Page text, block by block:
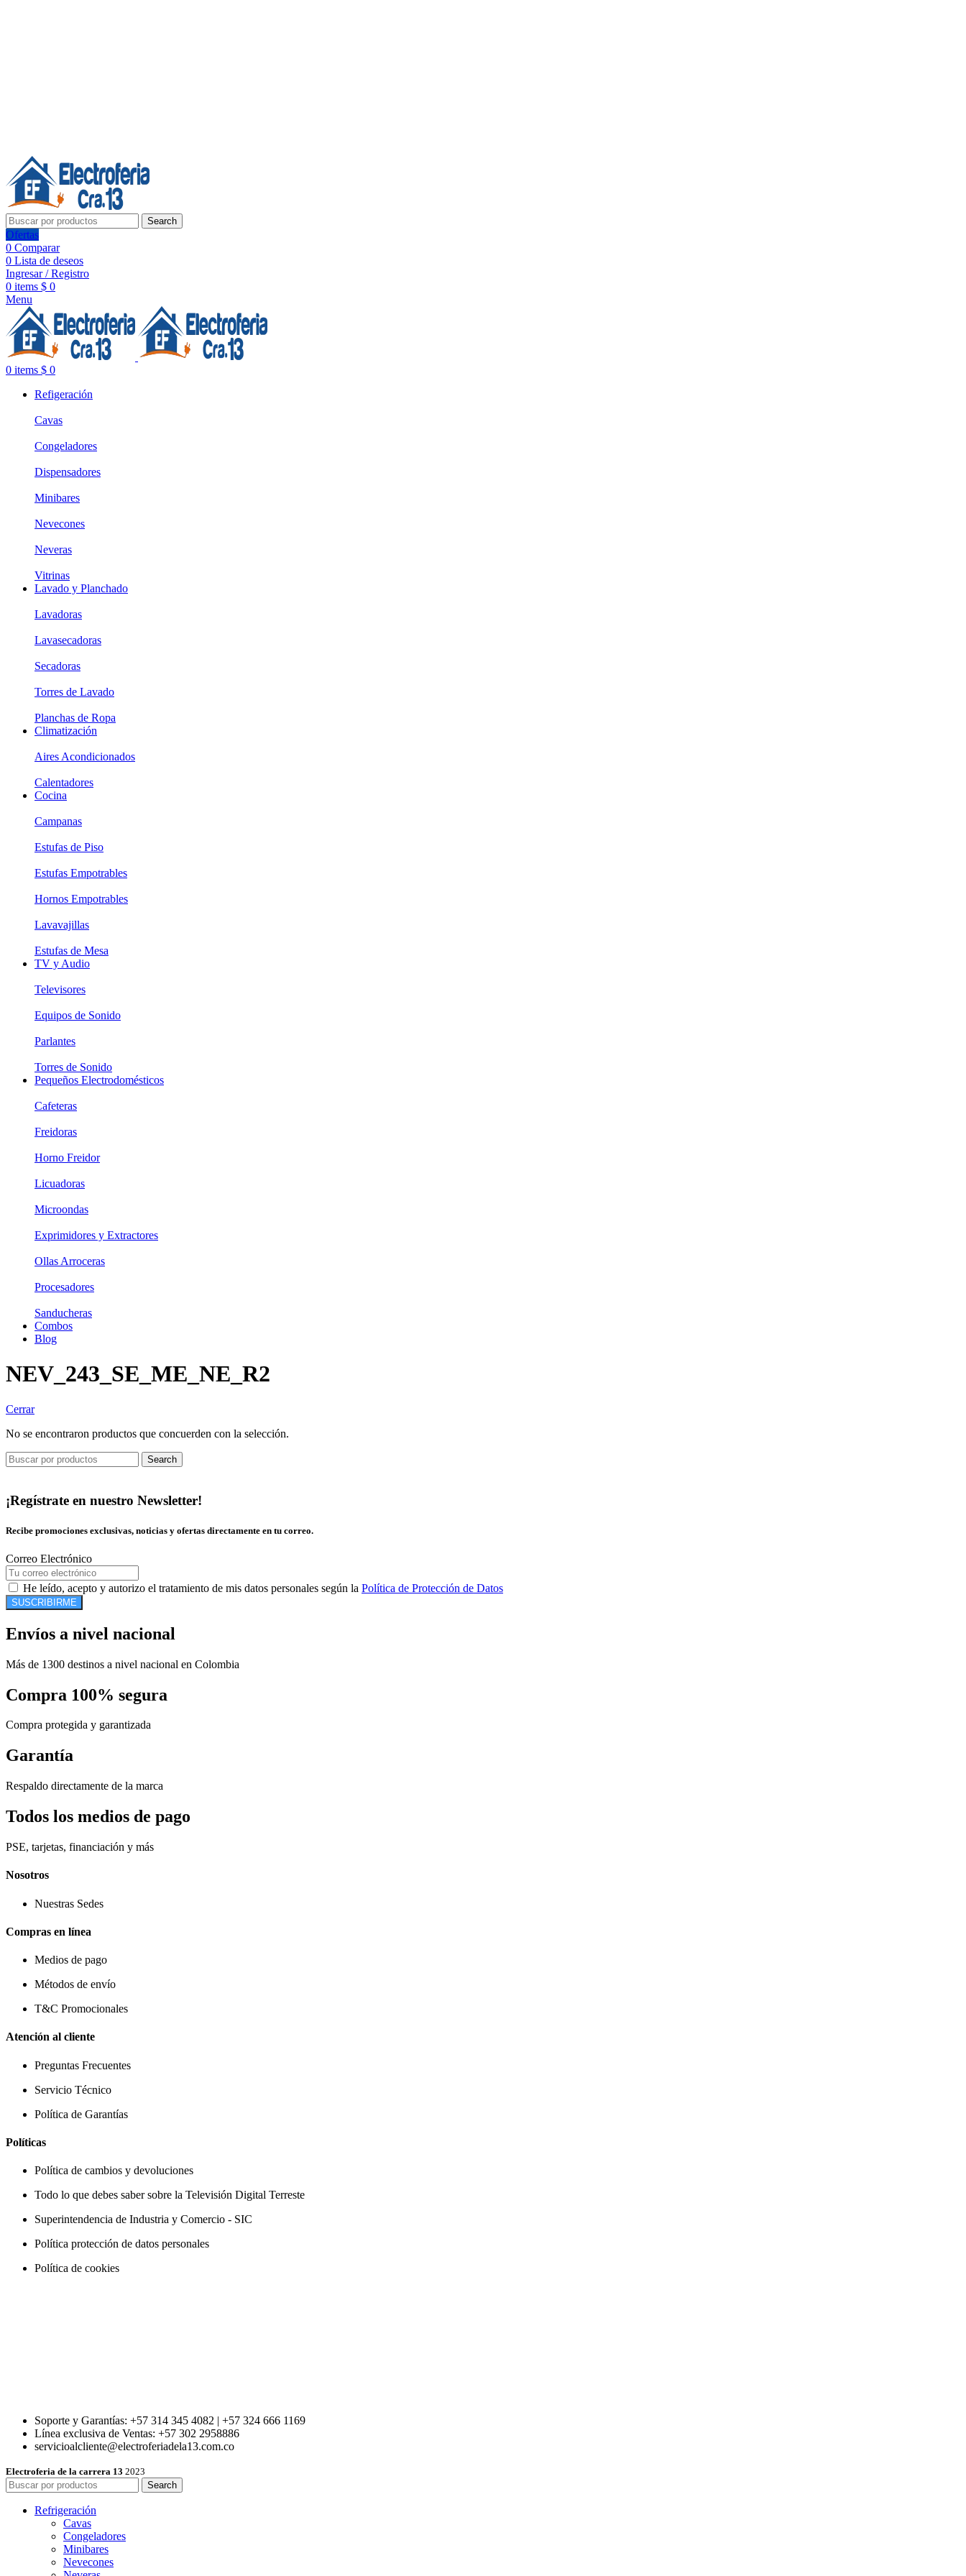
Search
Ofertas
0 Comparar
0 Lista de deseos
Ingresar / Registro
0 items $ 0
Menu
0 items $ 0
Refigeración
Cavas
Congeladores
Dispensadores
Minibares
Nevecones
Neveras
Vitrinas
Lavado y Planchado
Lavadoras
Lavasecadoras
Secadoras
Torres de Lavado
Planchas de Ropa
Climatización
Aires Acondicionados
Calentadores
Cocina
Campanas
Estufas de Piso
Estufas Empotrables
Hornos Empotrables
Lavavajillas
Estufas de Mesa
TV y Audio
Televisores
Equipos de Sonido
Parlantes
Torres de Sonido
Pequeños Electrodomésticos
Cafeteras
Freidoras
Horno Freidor
Licuadoras
Microondas
Exprimidores y Extractores
Ollas Arroceras
Procesadores
Sanducheras
Combos
Blog
NEV_243_SE_ME_NE_R2
Cerrar
No se encontraron productos que concuerden con la selección.
Search
¡Regístrate en nuestro Newsletter!
Recibe promociones exclusivas, noticias y ofertas directamente en tu correo.
Correo Electrónico
He leído, acepto y autorizo el tratamiento de mis datos personales según la Política de Protección de Datos
SUSCRIBIRME
Envíos a nivel nacional
Más de 1300 destinos a nivel nacional en Colombia
Compra 100% segura
Compra protegida y garantizada
Garantía
Respaldo directamente de la marca
Todos los medios de pago
PSE, tarjetas, financiación y más
Nosotros
Nuestras Sedes
Compras en línea
Medios de pago
Métodos de envío
T&C Promocionales
Atención al cliente
Preguntas Frecuentes
Servicio Técnico
Política de Garantías
Políticas
Política de cambios y devoluciones
Todo lo que debes saber sobre la Televisión Digital Terreste
Superintendencia de Industria y Comercio - SIC
Política protección de datos personales
Política de cookies
Soporte y Garantías: +57 314 345 4082 | +57 324 666 1169
Línea exclusiva de Ventas: +57 302 2958886
servicioalcliente@electroferiadela13.com.co
Electroferia de la carrera 13 2023
Search
Refrigeración
Cavas
Congeladores
Minibares
Nevecones